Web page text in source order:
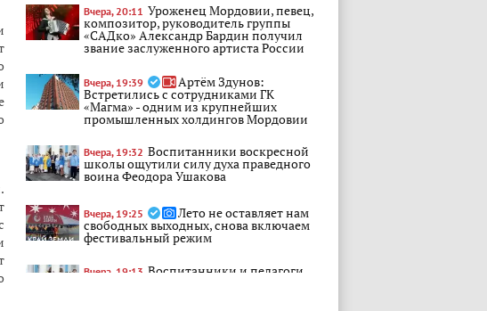
Вчера, 20:11 Уроженец Мордовии, певец,
композитор, руководитель группы
«САДко» Александр Бардин получил
звание заслуженного артиста России
Вчера, 19:39 Артём Здунов:
Встретились с сотрудниками ГК
«Магма» - одним из крупнейших
промышленных холдингов Мордовии
Вчера, 19:32 Воспитанники воскресной
школы ощутили силу духа праведного
воина Феодора Ушакова
Вчера, 19:25 Лето не оставляет нам
свободных выходных, снова включаем
фестивальный режим
Вчера, 19:13 Воспитанники и педагоги